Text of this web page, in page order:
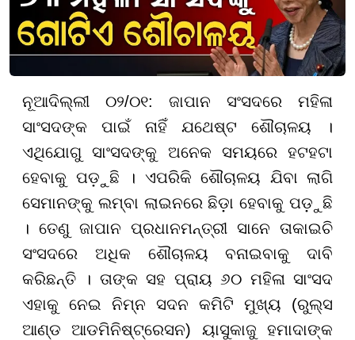
ନୂଆଦିଲ୍ଲୀ ୦୨/୦୧: ଜାପାନ ସଂସଦରେ ମହିଳା
ସାଂସଦଙ୍କ ପାଇଁ ନାହିଁ ଯଥେଷ୍ଟ ଶୌଚାଳୟ ।
ଏଥିଯୋଗୁ ସାଂସଦଙ୍କୁ ଅନେକ ସମୟରେ ହଟହଟା
ହେବାକୁ ପଡ଼ୁଛି । ଏପରିକି ଶୌଚାଳୟ ଯିବା ଲାଗି
ସେମାନଙ୍କୁ ଲମ୍ବା ଲାଇନରେ ଛିଡ଼ା ହେବାକୁ ପଡ଼ୁଛି
। ତେଣୁ ଜାପାନ ପ୍ରଧାନମନ୍ତ୍ରୀ ସାନେ ତାକାଇଚି
ସଂସଦରେ ଅଧିକ ଶୌଚାଳୟ ବନାଇବାକୁ ଦାବି
କରିଛନ୍ତି । ତାଙ୍କ ସହ ପ୍ରାୟ ୬୦ ମହିଳା ସାଂସଦ
ଏହାକୁ ନେଇ ନିମ୍ନ ସଦନ କମିଟି ମୁଖ୍ୟ (ରୁଲ୍ସ
ଆଣ୍ଡ ଆଡମିନିଷ୍ଟ୍ରେସନ) ୟାସୁକାଜୁ ହମାଦାଙ୍କ